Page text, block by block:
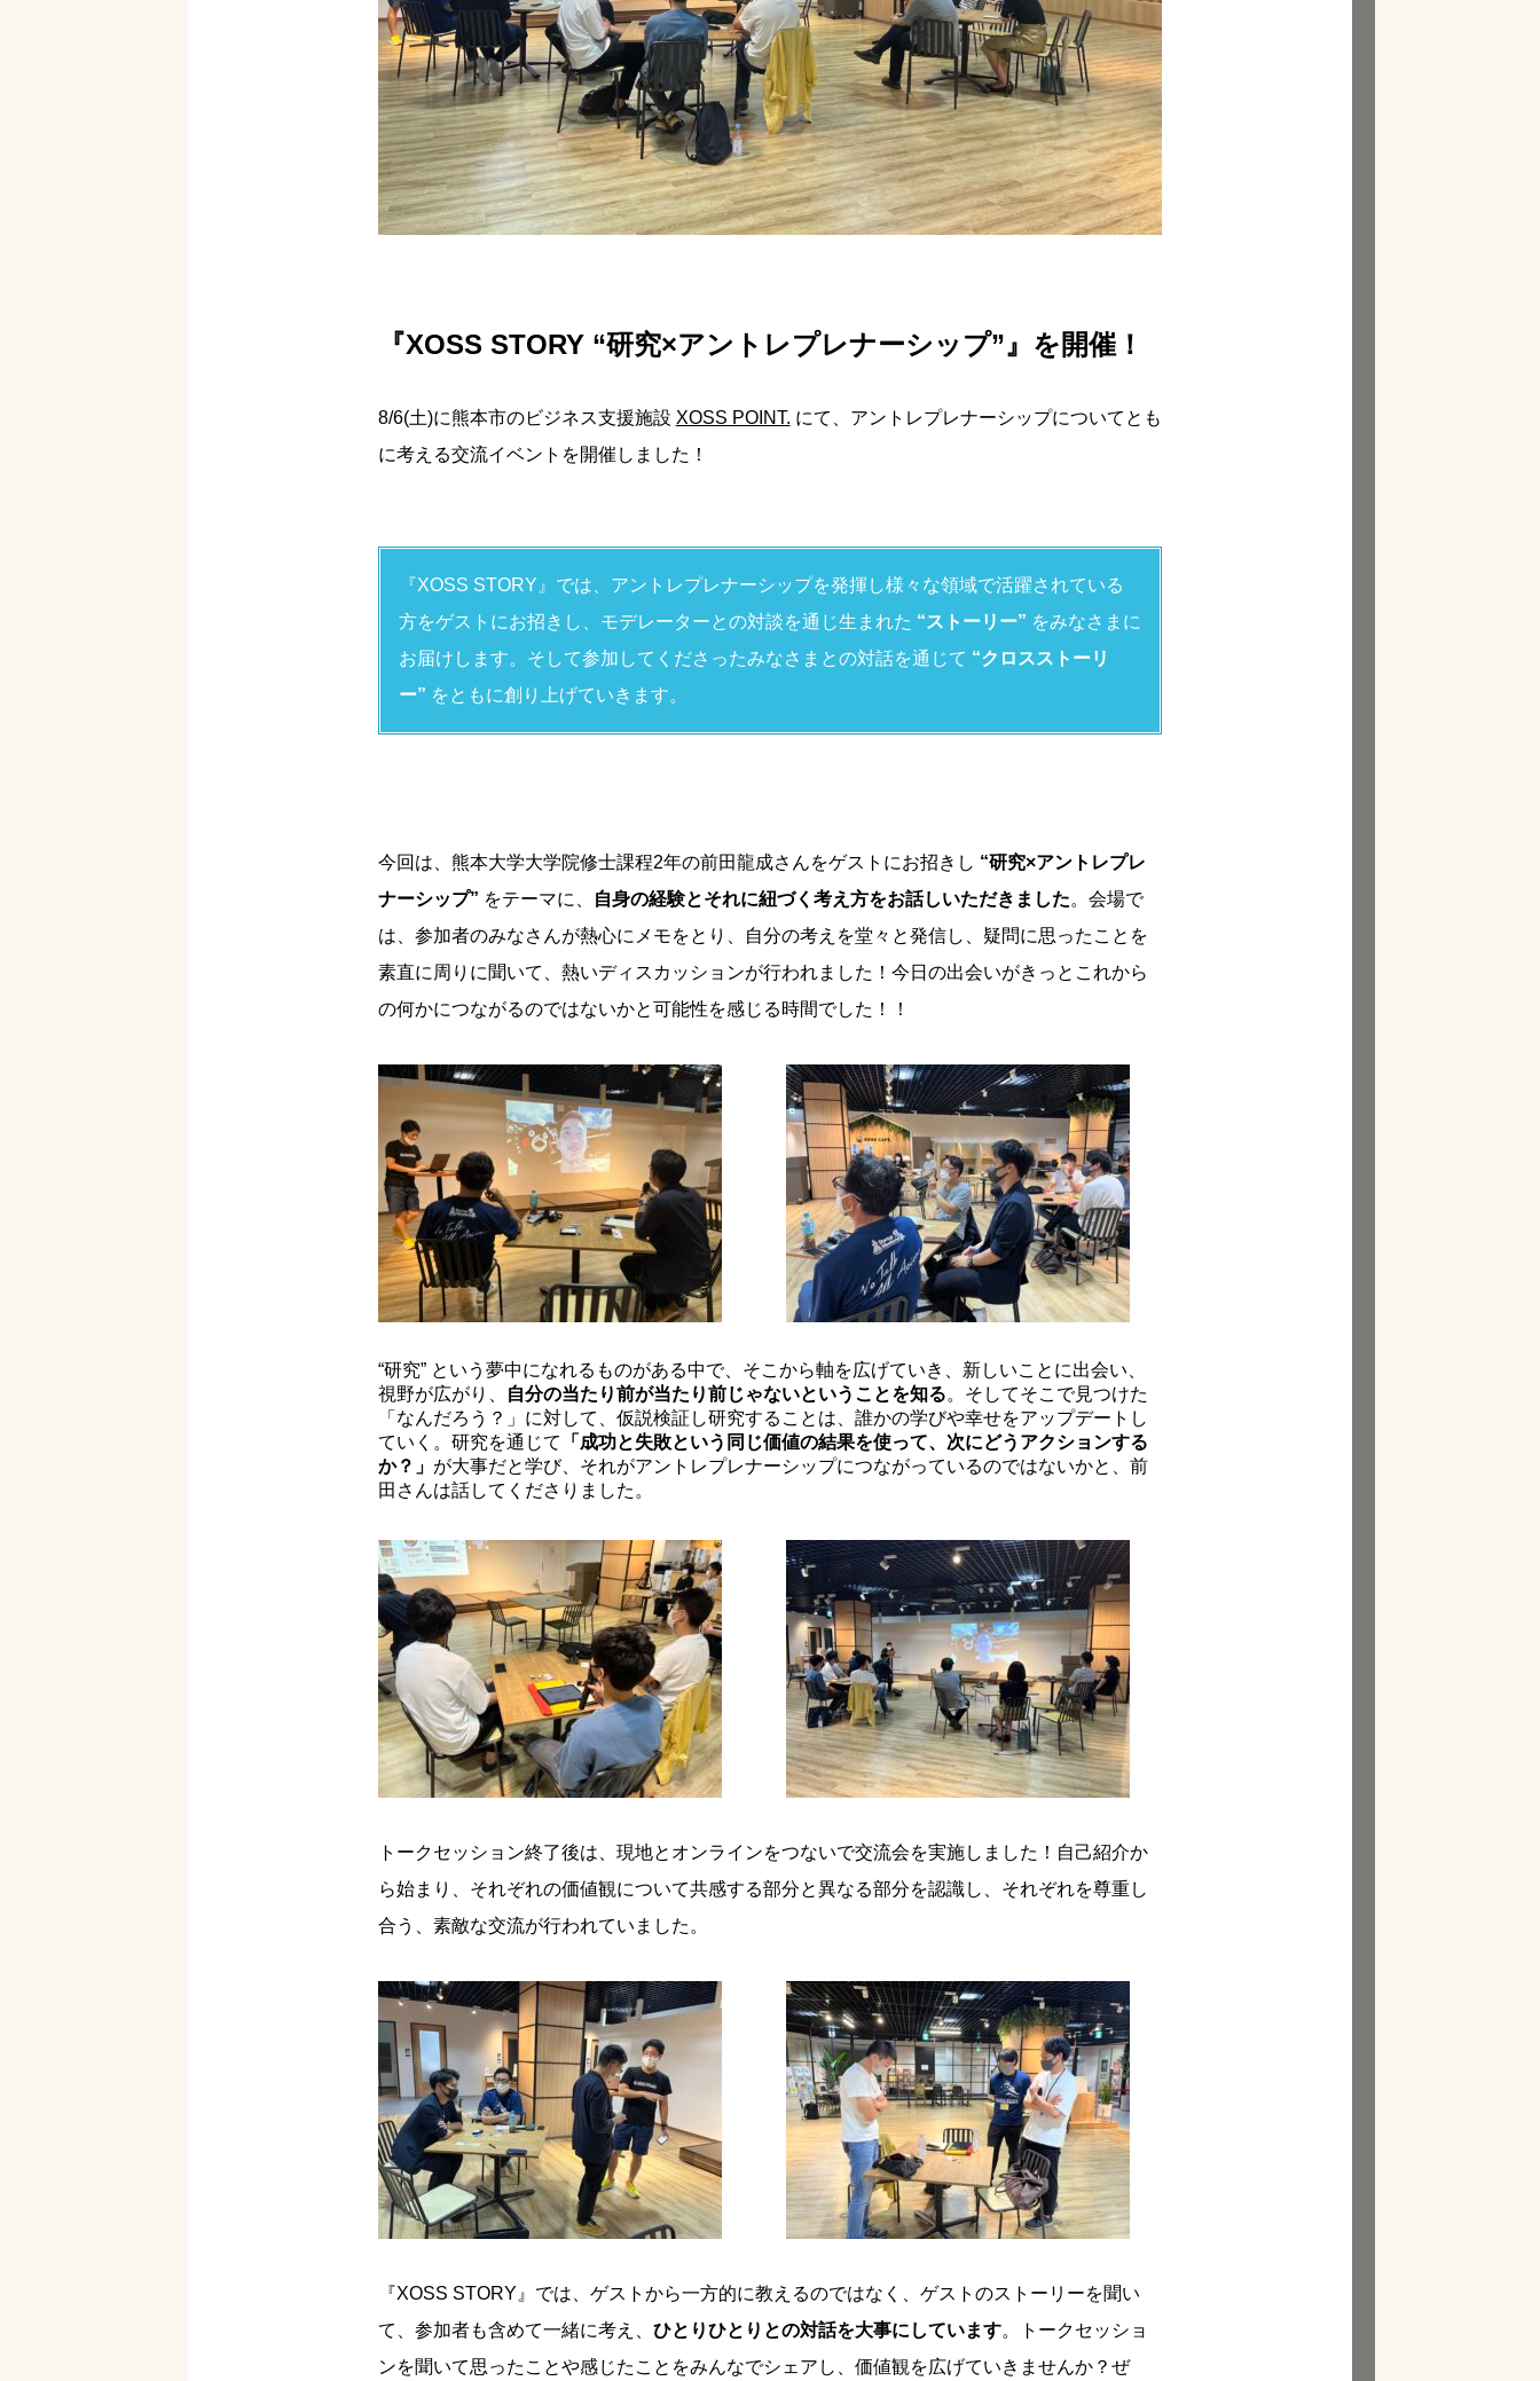
『XOSS STORY “研究×アントレプレナーシップ”』を開催！
8/6(土)に熊本市のビジネス支援施設 XOSS POINT. にて、アントレプレナーシップについてとも
に考える交流イベントを開催しました！
『XOSS STORY』では、アントレプレナーシップを発揮し様々な領域で活躍されている
方をゲストにお招きし、モデレーターとの対談を通じ生まれた “ストーリー” をみなさまに
お届けします。そして参加してくださったみなさまとの対話を通じて “クロスストーリ
ー” をともに創り上げていきます。
今回は、熊本大学大学院修士課程2年の前田龍成さんをゲストにお招きし “研究×アントレプレ
ナーシップ” をテーマに、 自身の経験とそれに紐づく考え方をお話しいただきました。会場で
は、参加者のみなさんが熱心にメモをとり、自分の考えを堂々と発信し、疑問に思ったことを
素直に周りに聞いて、熱いディスカッションが行われました！今日の出会いがきっとこれから
の何かにつながるのではないかと可能性を感じる時間でした！！
“研究” という夢中になれるものがある中で、そこから軸を広げていき、新しいことに出会い、
視野が広がり、
自分の当たり前が当たり前じゃないということを知る。そしてそこで見つけた
「なんだろう？」に対して、仮説検証し研究することは、誰かの学びや幸せをアップデートし
ていく。研究を通じて 「成功と失敗という同じ価値の結果を使って、次にどうアクションする
か？」 が大事だと学び、それがアントレプレナーシップにつながっているのではないかと、前
田さんは話してくださりました。
トークセッション終了後は、現地とオンラインをつないで交流会を実施しました！自己紹介か
ら始まり、それぞれの価値観について共感する部分と異なる部分を認識し、それぞれを尊重し
合う、素敵な交流が行われていました。
『XOSS STORY』では、ゲストから一方的に教えるのではなく、ゲストのストーリーを聞い
て、参加者も含めて一緒に考え、 ひとりひとりとの対話を大事にしています。トークセッショ
ンを聞いて思ったことや感じたことをみんなでシェアし、価値観を広げていきませんか？ぜ